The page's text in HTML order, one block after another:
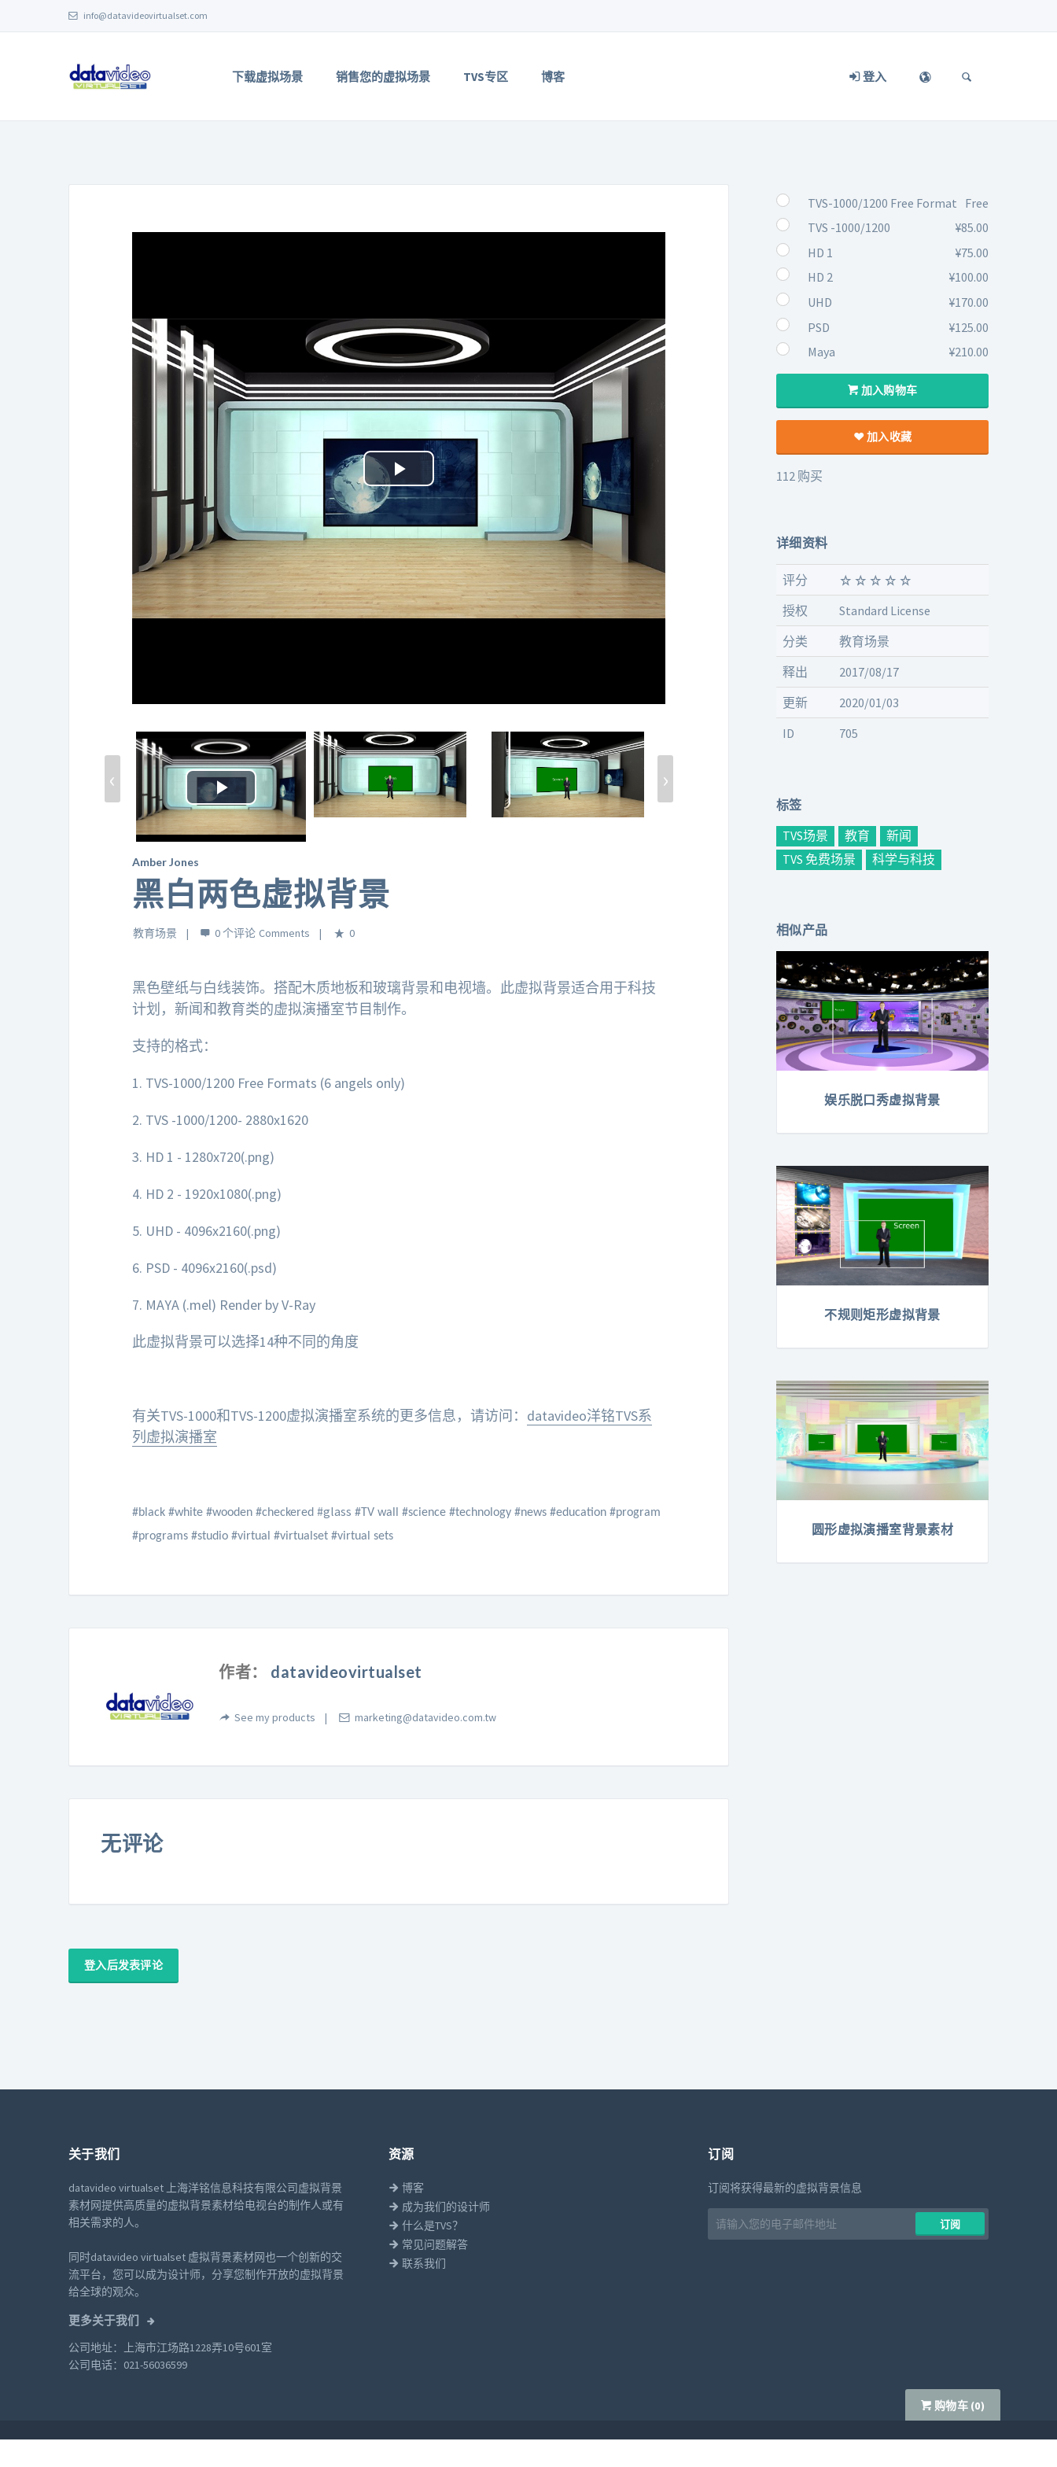
info@datavideovirtualset.com
下载虚拟场景 销售您的虚拟场景 TVS专区 博客 登入
Play
Video
Play
Video
‹ ›
Amber Jones
黑白两色虚拟背景
教育场景 0 个评论 0
黑色壁纸与白线装饰。搭配木质地板和玻璃背景和电视墙。此虚拟背景适合用于科技
计划，新闻和教育类的虚拟演播室节目制作。
支持的格式：
1. TVS-1000/1200 Free Formats (6 angels only)
2. TVS -1000/1200- 2880x1620
3. HD 1 - 1280x720(.png)
4. HD 2 - 1920x1080(.png)
5. UHD - 4096x2160(.png)
6. PSD - 4096x2160(.psd)
7. MAYA (.mel) Render by V-Ray
此虚拟背景可以选择14种不同的角度
有关TVS-1000和TVS-1200虚拟演播室系统的更多信息，请访问： datavideo洋铭TVS系
列虚拟演播室
#black #white #wooden #checkered #glass #TV wall #science #technology #news #education #program
#programs #studio #virtual #virtualset #virtual sets
作者： datavideovirtualset
See my products marketing@datavideo.com.tw
无评论
登入后发表评论
TVS-1000/1200 Free Format Free
TVS -1000/1200
¥85.00
HD 1
¥75.00
HD 2
¥100.00
UHD
¥170.00
PSD
¥125.00
Maya
¥210.00
加入购物车
加入收藏
112 购买
详细资料
评分
授权
Standard License
分类
教育场景
释出
2017/08/17
更新
2020/01/03
ID
705
标签
TVS场景 教育
新闻
TVS 免费场景
科学与科技
相似产品
娱乐脱口秀虚拟背景
不规则矩形虚拟背景
圆形虚拟演播室背景素材
关于我们
datavideo virtualset 上海洋铭信息科技有限公司虚拟背景
素材网提供高质量的虚拟背景素材给电视台的制作人或有
相关需求的人。
同时datavideo virtualset 虚拟背景素材网也一个创新的交
流平台，您可以成为设计师，分享您制作开放的虚拟背景
给全球的观众。
更多关于我们
公司地址：上海市江场路1228弄10号601室
公司电话：021-56036599
资源
博客
成为我们的设计师
什么是TVS？
常见问题解答
联系我们
订阅
订阅将获得最新的虚拟背景信息
Email
address
​​订阅
​​购物车 (0)